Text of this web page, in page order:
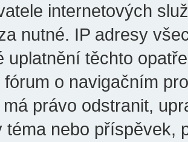
internetových
nutné. IP adresy
uplatnění těchto
o navigačním
má právo odstranit,
téma nebo příspěvek,